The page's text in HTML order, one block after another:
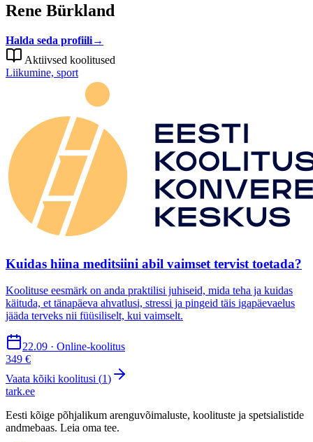
Rene Bürkland
Halda seda profiili→
Aktiivsed koolitused
Liikumine, sport
Kuidas hiina meditsiini abil vaimset tervist toetada?
Koolituse eesmärk on anda praktilisi juhiseid, mida teha ja kuidas
käituda, et tänapäeva ahvatlusi, stressi ja pingeid täis igapäevaelus
jääda terveks nii füüsiliselt, kui vaimselt.
22.09 · Online-koolitus
349 €
Vaata kõiki koolitusi (1)
tark.ee
Eesti kõige põhjalikum arenguvõimaluste, koolituste ja spetsialistide
andmebaas. Leia oma tee.